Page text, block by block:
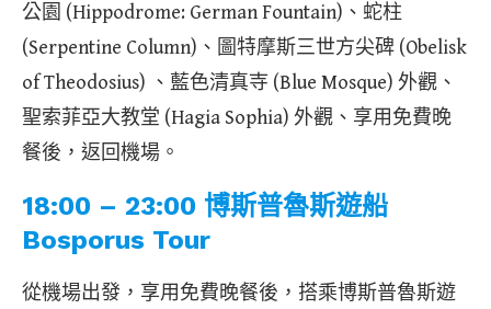
公園 (Hippodrome: German Fountain)、蛇柱
(Serpentine Column)、圖特摩斯三世方尖碑 (Obelisk
of Theodosius) 、藍色清真寺 (Blue Mosque) 外觀、
聖索菲亞大教堂 (Hagia Sophia) 外觀、享用免費晚
餐後，返回機場。
18:00 – 23:00 博斯普魯斯遊船
Bosporus Tour
從機場出發，享用免費晚餐後，搭乘博斯普魯斯遊